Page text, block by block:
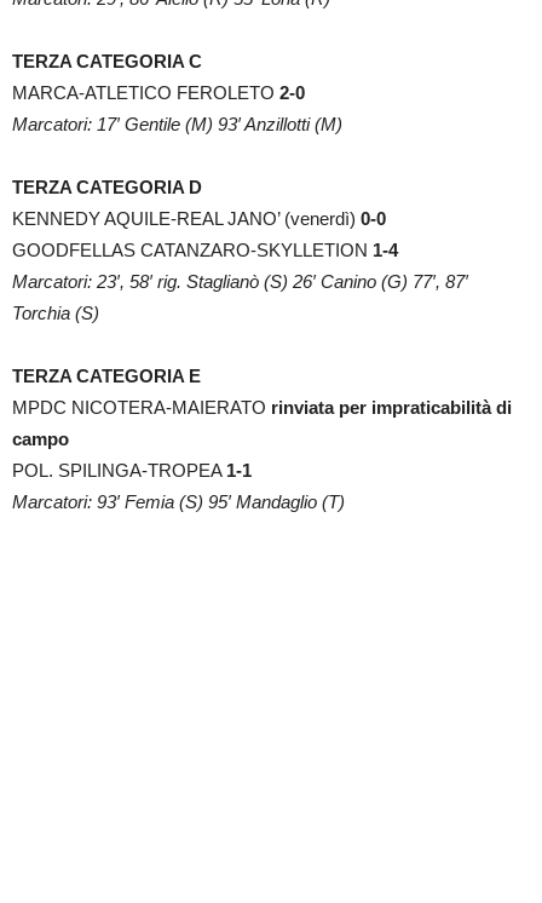
TERZA CATEGORIA C
MARCA-ATLETICO FEROLETO 2-0
Marcatori: 17′ Gentile (M) 93′ Anzillotti (M)
TERZA CATEGORIA D
KENNEDY AQUILE-REAL JANO’ (venerdì) 0-0
GOODFELLAS CATANZARO-SKYLLETION 1-4
Marcatori: 23′, 58′ rig. Staglianò (S) 26′ Canino (G) 77′, 87′
Torchia (S)
TERZA CATEGORIA E
MPDC NICOTERA-MAIERATO rinviata per impraticabilità di
campo
POL. SPILINGA-TROPEA 1-1
Marcatori: 93′ Femia (S) 95′ Mandaglio (T)